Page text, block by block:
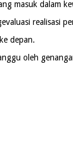
masuk dalam
realisasi
depan.
oleh